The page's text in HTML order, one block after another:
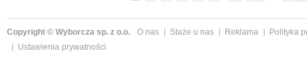
Copyright © Wyborcza sp. z o.o. O nas Staże u nas Reklama
Polityka
Ustawienia prywatności